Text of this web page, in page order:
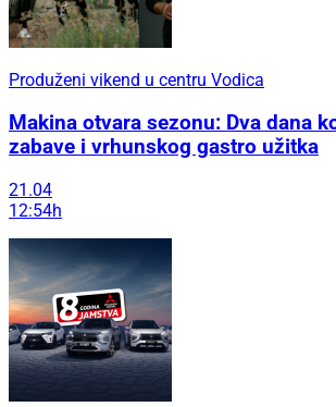
Produženi vikend u centru Vodica
Makina otvara sezonu: Dva dana
zabave i vrhunskog gastro užitka
21.04
12:54h